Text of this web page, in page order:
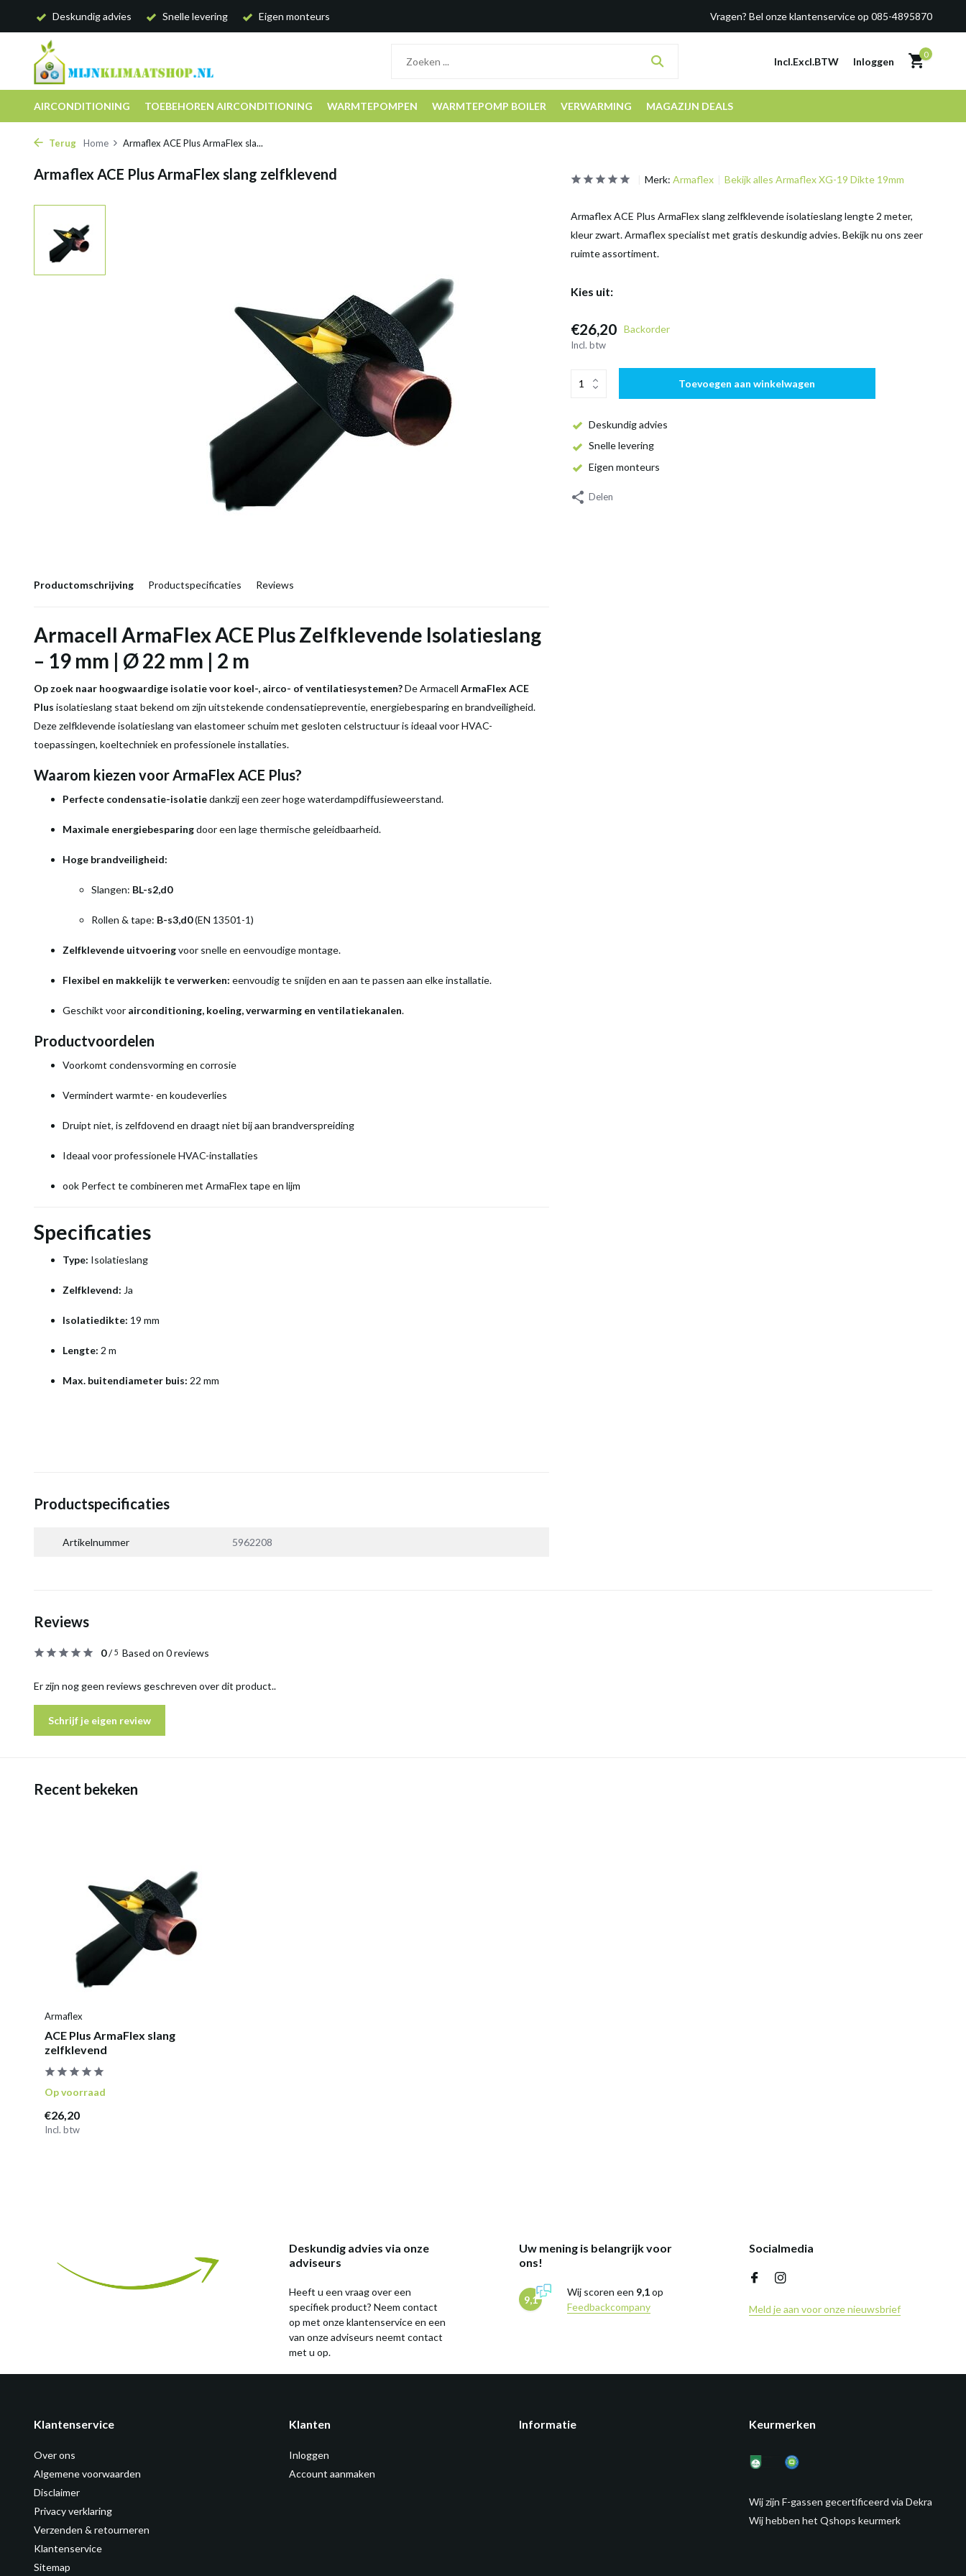
Deskundig advies Snelle levering Eigen monteurs Vragen? Bel onze klantenservice op 085-4895870
Incl.Excl.BTW Inloggen
0
AIRCONDITIONING TOEBEHOREN AIRCONDITIONING WARMTEPOMPEN WARMTEPOMP BOILER VERWARMING MAGAZIJN DEALS
Terug Home Armaflex ACE Plus ArmaFlex sla...
Armaflex ACE Plus ArmaFlex slang zelfklevend
Productomschrijving Productspecificaties Reviews
Armacell ArmaFlex ACE Plus Zelfklevende Isolatieslang
– 19 mm | Ø 22 mm | 2 m
Op zoek naar hoogwaardige isolatie voor koel-, airco- of ventilatiesystemen?De Armacell ArmaFlex ACE
Plus isolatieslang staat bekend om zijn uitstekende condensatiepreventie, energiebesparing en brandveiligheid.
Deze zelfklevende isolatieslang van elastomeer schuim met gesloten celstructuur is ideaal voor HVAC-
toepassingen, koeltechniek en professionele installaties.
Waarom kiezen voor ArmaFlex ACE Plus?
Perfecte condensatie-isolatiedankzij een zeer hoge waterdampdiffusieweerstand.
Maximale energiebesparingdoor een lage thermische geleidbaarheid.
Hoge brandveiligheid:
Slangen: BL-s2,d0
Rollen & tape: B-s3,d0(EN 13501-1)
Zelfklevende uitvoeringvoor snelle en eenvoudige montage.
Flexibel en makkelijk te verwerken: eenvoudig te snijden en aan te passen aan elke installatie.
Geschikt voor airconditioning, koeling, verwarming en ventilatiekanalen.
Productvoordelen
Voorkomt condensvorming en corrosie
Vermindert warmte- en koudeverlies
Druipt niet, is zelfdovend en draagt niet bij aan brandverspreiding
Ideaal voor professionele HVAC-installaties
ook Perfect te combineren met ArmaFlex tape en lijm
Specificaties
Type: Isolatieslang
Zelfklevend: Ja
Isolatiedikte: 19 mm
Lengte: 2 m
Max. buitendiameter buis: 22 mm
Productspecificaties
Artikelnummer 5962208
Merk: Armaflex Bekijk alles Armaflex XG-19 Dikte 19mm
Armaflex ACE Plus ArmaFlex slang zelfklevende isolatieslang lengte 2 meter,
kleur zwart. Armaflex specialist met gratis deskundig advies. Bekijk nu ons zeer
ruimte assortiment.
Kies uit:
€26,20 Backorder
Incl. btw
Toevoegen aan winkelwagen
Deskundig advies
Snelle levering
Eigen monteurs
Delen
Reviews
0/5 Based on 0 reviews
Er zijn nog geen reviews geschreven over dit product..
Schrijf je eigen review
Recent bekeken
Armaflex
ACE Plus ArmaFlex slang
zelfklevend
Op voorraad
€26,20
Incl. btw
Deskundig advies via onze
adviseurs
Heeft u een vraag over een
specifiek product? Neem contact
op met onze klantenservice en een
van onze adviseurs neemt contact
met u op.
Uw mening is belangrijk voor
ons!
9,1
Wij scoren een 9,1op
Feedbackcompany
Socialmedia
Meld je aan voor onze nieuwsbrief
Klantenservice
Over ons
Algemene voorwaarden
Disclaimer
Privacy verklaring
Verzenden & retourneren
Klantenservice
Sitemap
Klanten
Inloggen
Account aanmaken
Informatie Keurmerken
Wij zijn F-gassen gecertificeerd via Dekra
Wij hebben het Qshops keurmerk